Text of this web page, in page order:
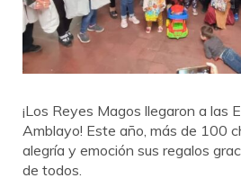
¡Los Reyes Magos llegaron a las
Amblayo! Este año, más de 100
alegría y emoción sus regalos
de todos.